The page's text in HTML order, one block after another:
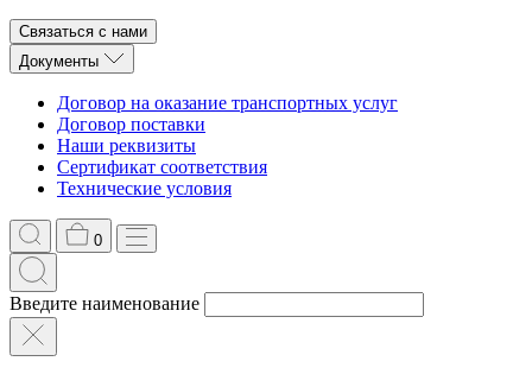
Связаться с нами
Документы
Договор на оказание транспортных услуг
Договор поставки
Наши реквизиты
Сертификат соответствия
Технические условия
0
Введите наименование